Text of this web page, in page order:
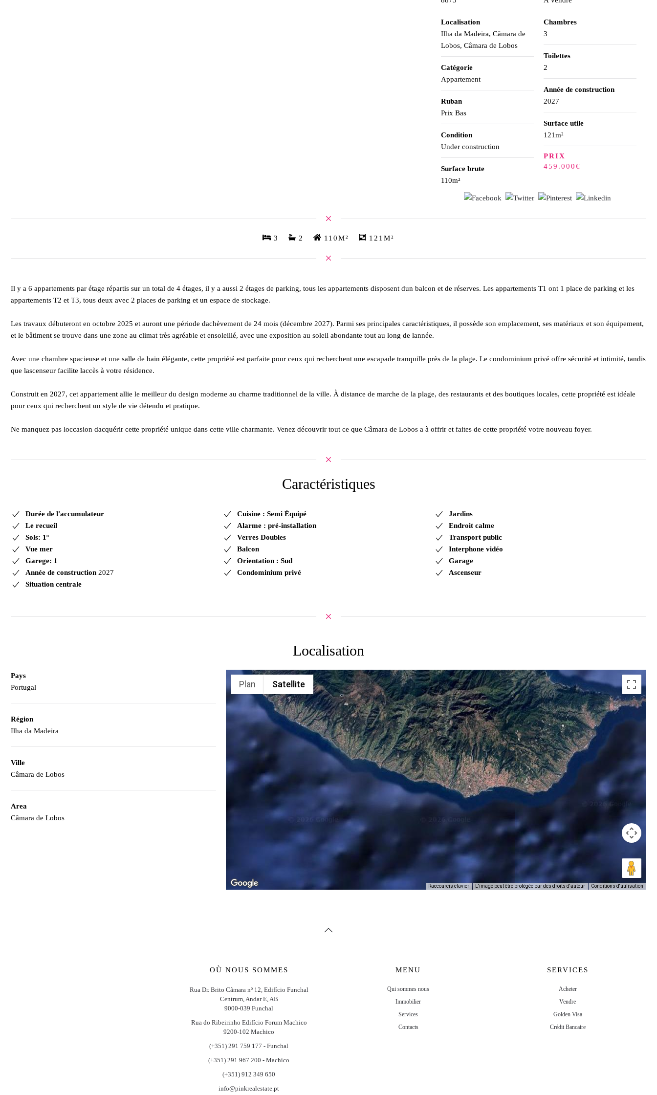
Localisation
Ilha da Madeira, Câmara de
Lobos, Câmara de Lobos
Catégorie
Appartement
Ruban
Prix Bas
Condition
Under construction
Surface brute
110m²
Chambres
3
Toilettes
2
Année de construction
2027
Surface utile
121m²
PRIX
459.000€
3 2 110M² 121M²
Il y a 6 appartements par étage répartis sur un total de 4 étages, il y a aussi 2 étages de parking, tous les appartements disposent dun balcon et de réserves. Les appartements T1 ont 1 place de parking et les
appartements T2 et T3, tous deux avec 2 places de parking et un espace de stockage.
Les travaux débuteront en octobre 2025 et auront une période dachèvement de 24 mois (décembre 2027). Parmi ses principales caractéristiques, il possède son emplacement, ses matériaux et son équipement,
et le bâtiment se trouve dans une zone au climat très agréable et ensoleillé, avec une exposition au soleil abondante tout au long de lannée.
Avec une chambre spacieuse et une salle de bain élégante, cette propriété est parfaite pour ceux qui recherchent une escapade tranquille près de la plage. Le condominium privé offre sécurité et intimité, tandis
que lascenseur facilite laccès à votre résidence.
Construit en 2027, cet appartement allie le meilleur du design moderne au charme traditionnel de la ville. À distance de marche de la plage, des restaurants et des boutiques locales, cette propriété est idéale
pour ceux qui recherchent un style de vie détendu et pratique.
Ne manquez pas loccasion dacquérir cette propriété unique dans cette ville charmante. Venez découvrir tout ce que Câmara de Lobos a à offrir et faites de cette propriété votre nouveau foyer.
Caractéristiques
Durée de l'accumulateur Cuisine : Semi Équipé
Jardins
Le recueil
Alarme : pré-installation
Endroit calme
Sols: 1º
Verres Doubles
Transport public
Vue mer
Balcon
Interphone vidéo
Garege: 1
Orientation : Sud
Garage
Année de construction 2027 Condominium privé
Ascenseur
Situation centrale
Localisation
Pays
Portugal
Région
Ilha da Madeira
Ville
Câmara de Lobos
Area
Câmara de Lobos
Plan Satellite
Raccourcis clavier L'image peut être protégée par des droits d'auteur Conditions d'utilisation
OÙ NOUS SOMMES
Rua Dr. Brito Câmara nº 12, Edifício Funchal
Centrum, Andar E, AB
9000-039 Funchal
Rua do Ribeirinho Edifício Forum Machico
9200-102 Machico
(+351) 291 759 177 - Funchal
(+351) 291 967 200 - Machico
(+351) 912 349 650
info@pinkrealestate.pt
MENU
Qui sommes nous
Immobilier
Services
Contacts
SERVICES
Acheter
Vendre
Golden Visa
Crédit Bancaire